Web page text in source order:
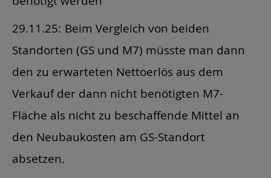
29.11.25: Beim Vergleich von beiden
Standorten (GS und M7) müsste man dann
den zu erwarteten Nettoerlös aus dem
Verkauf der dann nicht benötigten M7-
Fläche als nicht zu beschaffende Mittel an
den Neubaukosten am GS-Standort
absetzen.